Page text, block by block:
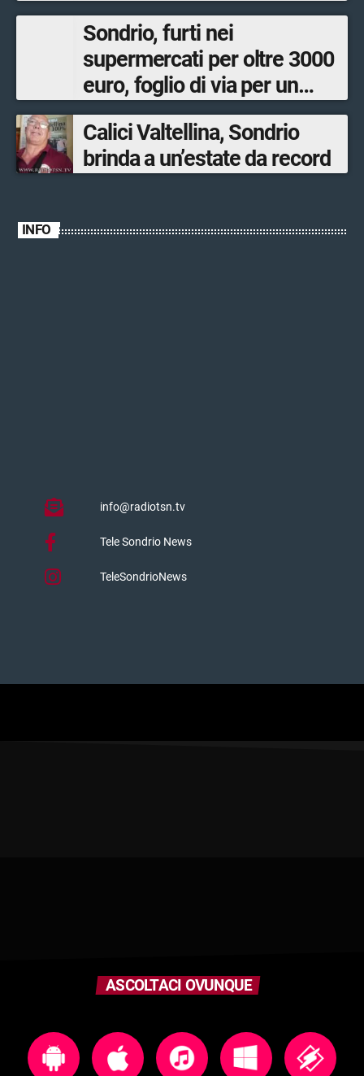
Sondrio, furti nei
supermercati per oltre 3000
euro, foglio di via per un
ventinovenne
Calici Valtellina, Sondrio
brinda a un’estate da record
INFO
info@radiotsn.tv
Tele Sondrio News
TeleSondrioNews
ASCOLTACI OVUNQUE